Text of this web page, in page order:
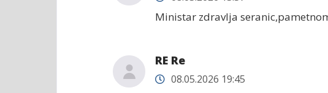
Ministar zdravlja
RE Re
08.05.2026 19:45